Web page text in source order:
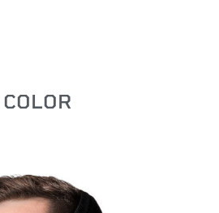
COLOR